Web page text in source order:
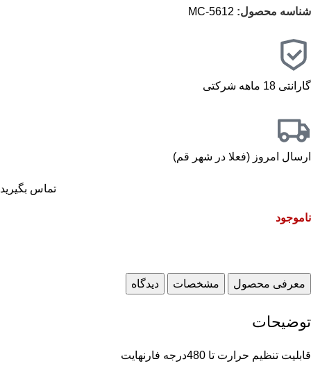
شناسه محصول: 5612-MC
گارانتی 18 ماهه شرکتی
ارسال امروز (فعلا در شهر قم)
تماس بگیرید
ناموجود
معرفی محصول مشخصات دیدگاه
توضیحات
قابلیت تنظیم حرارت تا 480درجه فارنهایت